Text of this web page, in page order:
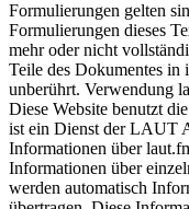
Formulierungen gelten
Formulierungen dieses
mehr oder nicht
Teile des Dokumentes
unberührt. Verwendung
Diese Website benutzt
ist ein Dienst der LAUT
Informationen über
Informationen über
werden automatisch